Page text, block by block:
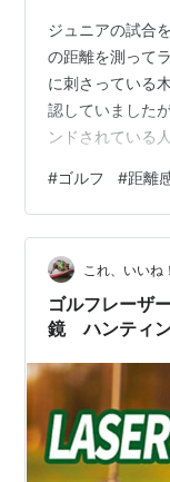
ジュニアの試合
の距離を測って
に刺さっている
認していました
ンドされている
のでなかなか出
りにしています
て違いがあり、
ターの表示があ
良く開催するコ
じます。 さて、
#ゴルフ #距離
これ、いいね
ゴルフレーザ
鏡 ハンティ